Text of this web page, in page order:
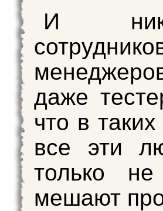
И
даже
что в
все эти
только
мешают